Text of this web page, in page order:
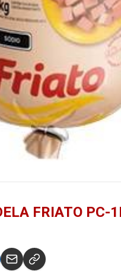
FRIATO PC-